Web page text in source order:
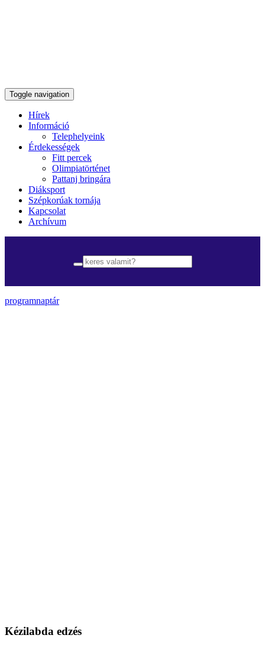
Toggle navigation
Hírek
Információ
Telephelyeink
Érdekességek
Fitt percek
Olimpiatörténet
Pattanj bringára
Diáksport
Szépkorúak tornája
Kapcsolat
Archívum
programnaptár
Kézilabda edzés